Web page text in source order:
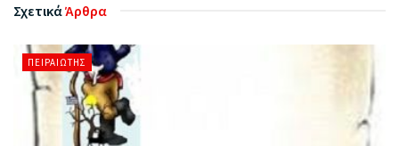
ΣχετικάΆρθρα
ΠΕΙΡΑΙΏΤΗΣ